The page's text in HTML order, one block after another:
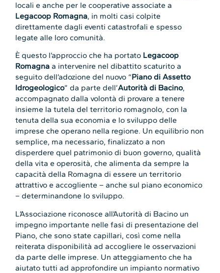
locali e anche per le cooperative associate a
Legacoop Romagna, in molti casi colpite
direttamente dagli eventi catastrofali e spesso
legate alle loro comunità.
È questo l’approccio che ha portato Legacoop
Romagnaa intervenire nel dibattito scaturito a
seguito dell’adozione del nuovo “Piano di Assetto
Idrogeologico” da parte dell’Autorità di Bacino,
accompagnato dalla volontà di provare a tenere
insieme la tutela del territorio romagnolo, con la
tenuta della sua economia e lo sviluppo delle
imprese che operano nella regione. Un equilibrio non
semplice, ma necessario, finalizzato a non
disperdere quel patrimonio di buon governo, qualità
della vita e operosità, che alimenta da sempre la
capacità della Romagna di essere un territorio
attrattivo e accogliente – anche sul piano economico
– determinandone lo sviluppo.
L’Associazione riconosce all’Autorità di Bacino un
impegno importante nelle fasi di presentazione del
Piano, che sono state capillari, così come nella
reiterata disponibilità ad accogliere le osservazioni
da parte delle imprese. Un atteggiamento che ha
aiutato tutti ad approfondire un impianto normativo